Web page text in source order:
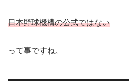
日本野球機構の公式ではない
って事ですね。